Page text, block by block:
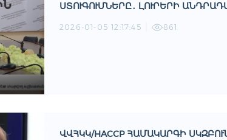
ՍՏՈՒԳՈՒՄՆԵՐԸ․ ԼՈՒՐԵՐԻ
2026-01-05 12:17:45 861
ՎՎՀԿԿ/HACCP ՀԱՄԱԿԱՐԳԻ